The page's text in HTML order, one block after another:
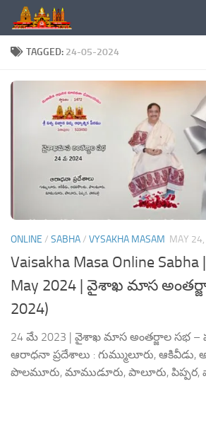
Skip to content
TAGGED: 24-05-2024
ONLINE / SABHA/ VYSAKHA MASAM MAY
Vaisakha Masa Online Sabha
May 2024 | వైశాఖ మాస
2024)
24 మే 2023 | వైశాఖ మాస అంతర్జాల సభ –
ఆరాధనా ప్రదేశాలు : గుమ్ములూరు, ఆకివీడు,
పొలమూరు, మాముడూరు, పాలూరు, పిప్పర,